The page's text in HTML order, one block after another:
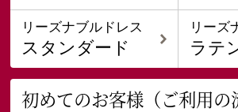
リーズナブルドレス
スタンダード
リーズ
ラテ
初めてのお客様（ご利用の